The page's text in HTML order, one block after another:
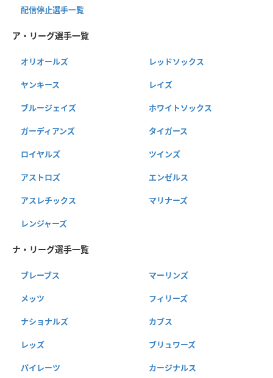
配信停止選手一覧
ア・リーグ選手一覧
オリオールズ レッドソックス
ヤンキース レイズ
ブルージェイズ ホワイトソックス
ガーディアンズ タイガース
ロイヤルズ ツインズ
アストロズ エンゼルス
アスレチックス マリナーズ
レンジャーズ
ナ・リーグ選手一覧
ブレーブス マーリンズ
メッツ フィリーズ
ナショナルズ カブス
レッズ ブリュワーズ
パイレーツ カージナルス